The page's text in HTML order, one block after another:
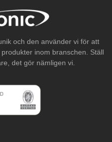
och den använder vi för att
inom branschen. Ställ
det gör nämligen vi.